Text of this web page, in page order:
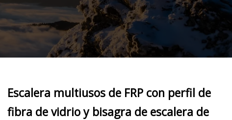
Escalera multiusos de FRP con perfil de
fibra de vidrio y bisagra de escalera de